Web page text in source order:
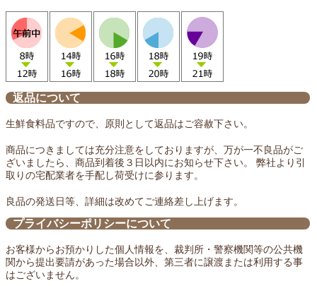
返品について
生鮮食料品ですので、原則として返品はご容赦下さい。
商品につきましては充分注意をしておりますが、万が一不良品がご
ざいましたら、商品到着後３日以内にお知らせ下さい。 弊社より引
取りの宅配業者を手配し荷受けに参ります。
良品の発送日等、詳細は改めてご連絡差し上げます。
プライバシーポリシーについて
お客様からお預かりした個人情報を、裁判所・警察機関等の公共機
関から提出要請があった場合以外、第三者に譲渡または利用する事
はございません。